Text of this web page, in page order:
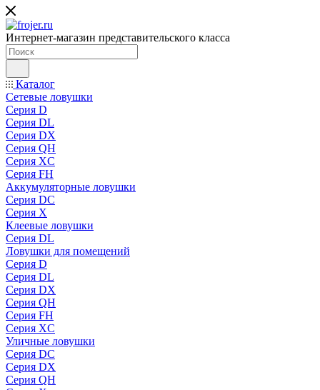
Интернет-магазин представительского класса
Каталог
Сетевые ловушки
Серия D
Серия DL
Серия DX
Серия QH
Серия XC
Серия FH
Аккумуляторные ловушки
Серия DC
Серия X
Клеевые ловушки
Серия DL
Ловушки для помещений
Серия D
Серия DL
Серия DX
Серия QH
Серия FH
Серия XC
Уличные ловушки
Серия DC
Серия DX
Серия QH